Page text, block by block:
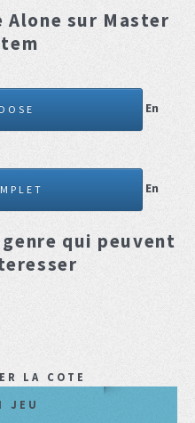
Alone sur Master
En
En
genre qui peuvent
LA COTE
JEU